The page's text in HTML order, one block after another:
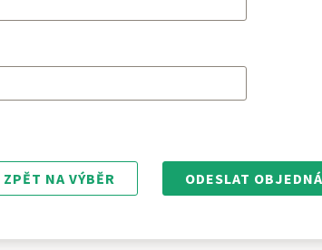
ZPĚT NA VÝBĚR ODESLAT